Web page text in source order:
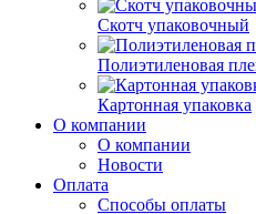
Скотч упаковочный
Полиэтиленовая
Картонная упаковка
О компании
О компании
Новости
Оплата
Способы оплаты